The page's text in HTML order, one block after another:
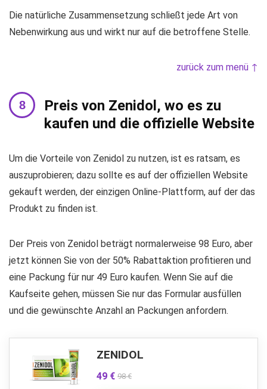
Die natürliche Zusammensetzung schließt jede Art von
Nebenwirkung aus und wirkt nur auf die betroffene Stelle.
zurück zum menü ↑
Preis von Zenidol, wo es zu
kaufen und die offizielle Website
Um die Vorteile von Zenidol zu nutzen, ist es ratsam, es
auszuprobieren; dazu sollte es auf der offiziellen Website
gekauft werden, der einzigen Online-Plattform, auf der das
Produkt zu finden ist.
Der Preis von Zenidol beträgt normalerweise 98 Euro, aber
jetzt können Sie von der 50% Rabattaktion profitieren und
eine Packung für nur 49 Euro kaufen. Wenn Sie auf die
Kaufseite gehen, müssen Sie nur das Formular ausfüllen
und die gewünschte Anzahl an Packungen anfordern.
ZENIDOL
49 € 98 €